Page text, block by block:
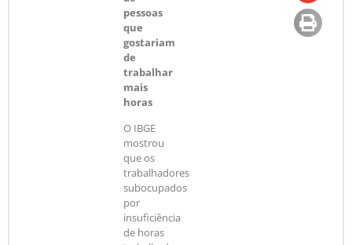
pessoas
que
gostariam
de
trabalhar
mais
horas
O IBGE
mostrou
que os
trabalhadores
subocupados
por
insuficiência
de horas